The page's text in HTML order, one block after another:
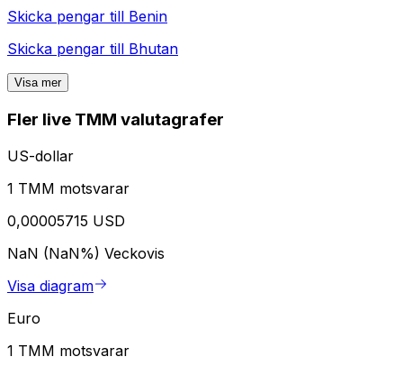
Skicka pengar till Benin
Skicka pengar till Bhutan
Visa mer
Fler live TMM valutagrafer
US-dollar
1 TMM motsvarar
0,00005715 USD
NaN (NaN%) Veckovis
Visa diagram
Euro
1 TMM motsvarar